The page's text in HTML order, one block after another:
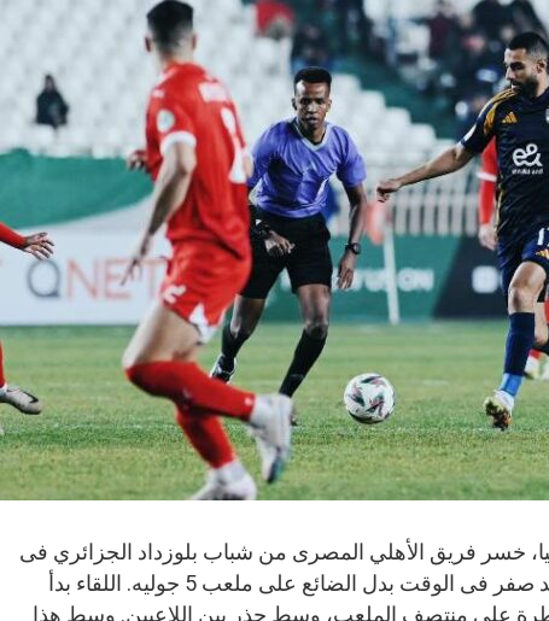
خسر فريق الأهلي المصرى من شباب بلوزداد الجزائري فى
اللقاء الذى جمعهم بنتيجة واحد صفر فى الوقت بدل الضائع على ملعب 5 جوليه. اللقاء بدأ
على منتصف الملعب، وسط حذر بين اللاعبين. وسط هذا